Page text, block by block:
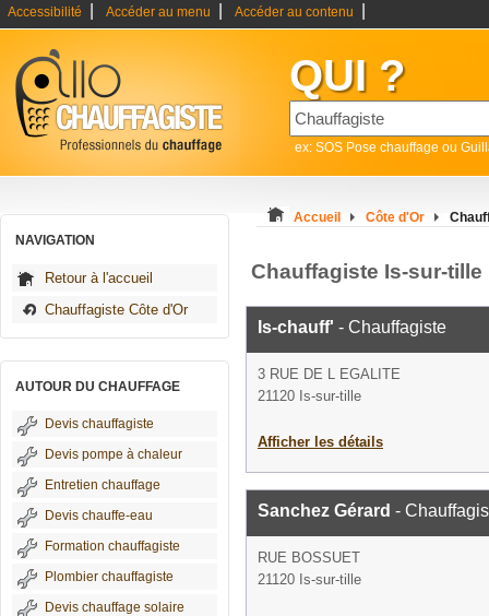
Accessibilité Accéder au menu Accéder au contenu
QUI ?
ex: SOS Pose chauffage ou
NAVIGATION
Retour à l'accueil
Chauffagiste Côte d'Or
AUTOUR DU CHAUFFAGE
Devis chauffagiste
Devis pompe à chaleur
Entretien chauffage
Devis chauffe-eau
Formation chauffagiste
Plombier chauffagiste
Devis chauffage solaire
Accueil Côte d'Or
Chauffagiste Is-sur-tille
Is-chauff' - Chauffagiste
3 RUE DE L EGALITE
21120 Is-sur-tille
Afficher les détails
Sanchez Gérard -
RUE BOSSUET
21120 Is-sur-tille